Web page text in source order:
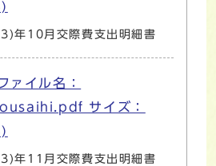
年10月交際費支出明細書
ァイル名：
サイズ：
年11月交際費支出明細書